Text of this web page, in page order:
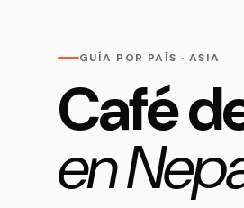
GUÍA POR PAÍS · ASIA
Café
en